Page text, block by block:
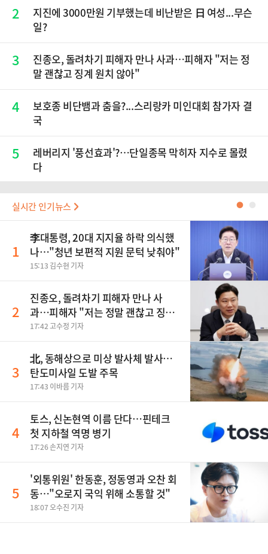
2
지진에 3000만원 기부했는데 비난받은 日 여성...무슨
일?
3
진종오, 돌려차기 피해자 만나 사과…피해자 "저는 정
말 괜찮고 징계 원치 않아"
4
보호종 비단뱀과 춤을?...스리랑카 미인대회 참가자 결
국
5
레버리지 '풍선효과'?…단일종목 막히자 지수로 몰렸
다
실시간 인기뉴스 ●
1
李대통령, 20대 지지율 하락 의식했
나…"청년 보편적 지원 문턱 낮춰야"
15:13 김수현 기자
2
진종오, 돌려차기 피해자 만나 사
과…피해자 "저는 정말 괜찮고 징계
원치 않아"
17:42 고수정 기자
3
北, 동해상으로 미상 발사체 발사…
탄도미사일 도발 주목
17:43 이바름 기자
4
토스, 신논현역 이름 단다…핀테크
첫 지하철 역명 병기
17:26 손지연 기자
5
'외통위원' 한동훈, 정동영과 오찬 회
동…"오로지 국익 위해 소통할 것"
18:07 오수진 기자